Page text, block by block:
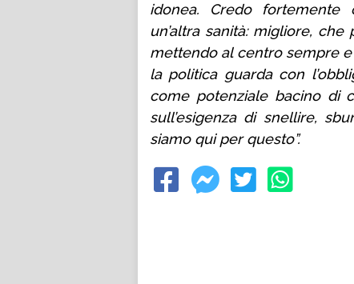
idonea. Credo fortemente
un’altra sanità: migliore,
mettendo al centro sempre
la politica guarda con
come potenziale bacino di
sull’esigenza di snellire,
siamo qui per questo”.